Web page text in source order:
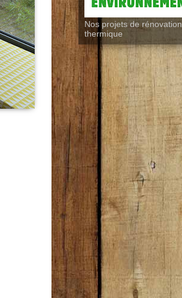
Nos projets de rénovation
thermique